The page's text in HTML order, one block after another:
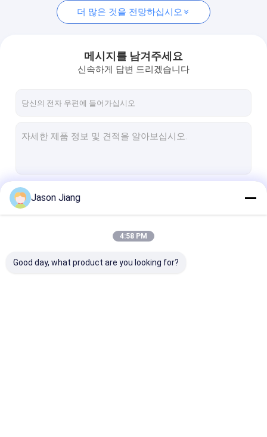
방폭 스위치
방폭형 배기 팬
방폭 장비
더 많은 것을 전망하십시오
메시지를 남겨주세요
신속하게 답변 드리겠습니다
Jason Jiang
4:58 PM
Good day, what product are you looking for?